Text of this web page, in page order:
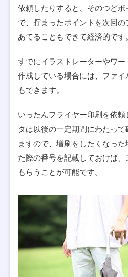
依頼したりすると、そのつど
で、貯まったポイントを次回
あてることもできて経済的です。
すでにイラストレーターやワ
作成している場合には、ファ
もできます。
いったんフライヤー印刷を依
タは以後の一定期間にわたっ
ますので、増刷をしたくなっ
た際の番号を記載しておけば
もらうことが可能です。